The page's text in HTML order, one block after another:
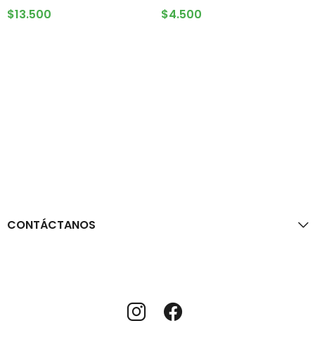
$13.500 $4.500
CONTÁCTANOS